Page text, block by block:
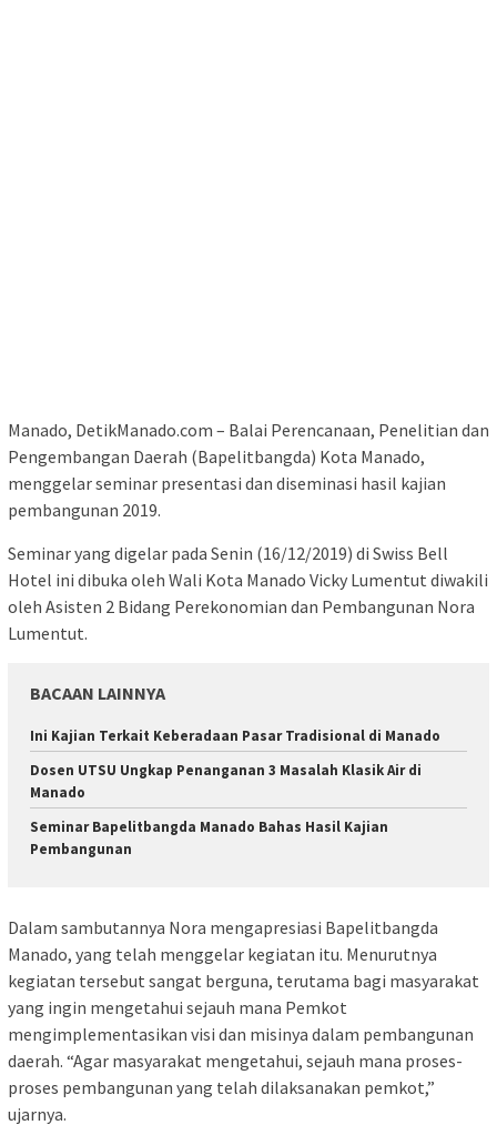
Manado, DetikManado.com – Balai Perencanaan, Penelitian dan
Pengembangan Daerah (Bapelitbangda) Kota Manado,
menggelar seminar presentasi dan diseminasi hasil kajian
pembangunan 2019.
Seminar yang digelar pada Senin (16/12/2019) di Swiss Bell
Hotel ini dibuka oleh Wali Kota Manado Vicky Lumentut diwakili
oleh Asisten 2 Bidang Perekonomian dan Pembangunan Nora
Lumentut.
BACAAN LAINNYA
Ini Kajian Terkait Keberadaan Pasar Tradisional di Manado
Dosen UTSU Ungkap Penanganan 3 Masalah Klasik Air di
Manado
Seminar Bapelitbangda Manado Bahas Hasil Kajian
Pembangunan
Dalam sambutannya Nora mengapresiasi Bapelitbangda
Manado, yang telah menggelar kegiatan itu. Menurutnya
kegiatan tersebut sangat berguna, terutama bagi masyarakat
yang ingin mengetahui sejauh mana Pemkot
mengimplementasikan visi dan misinya dalam pembangunan
daerah. “Agar masyarakat mengetahui, sejauh mana proses-
proses pembangunan yang telah dilaksanakan pemkot,”
ujarnya.